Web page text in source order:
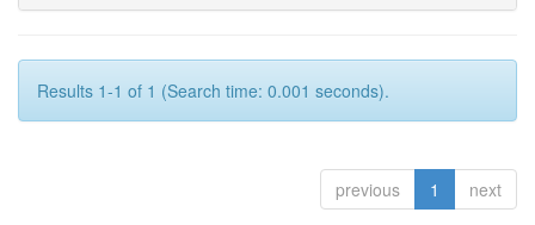
Results 1-1 of 1 (Search time: 0.001 seconds).
previous 1 next